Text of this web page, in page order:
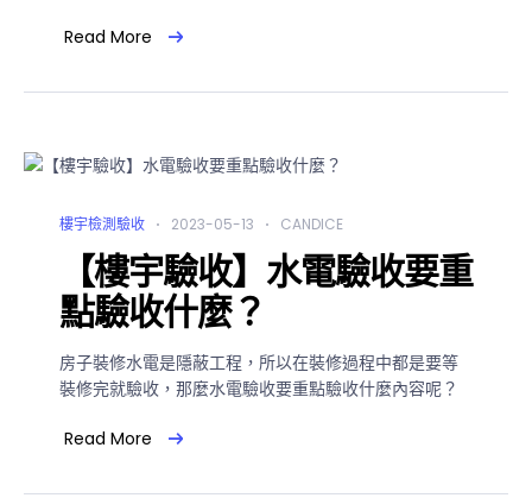
Read More
樓宇檢測驗收 2023-05-13 CANDICE
【樓宇驗收】水電驗收要重
點驗收什麼？
房子裝修水電是隱蔽工程，所以在裝修過程中都是要等
裝修完就驗收，那麼水電驗收要重點驗收什麼內容呢？
Read More